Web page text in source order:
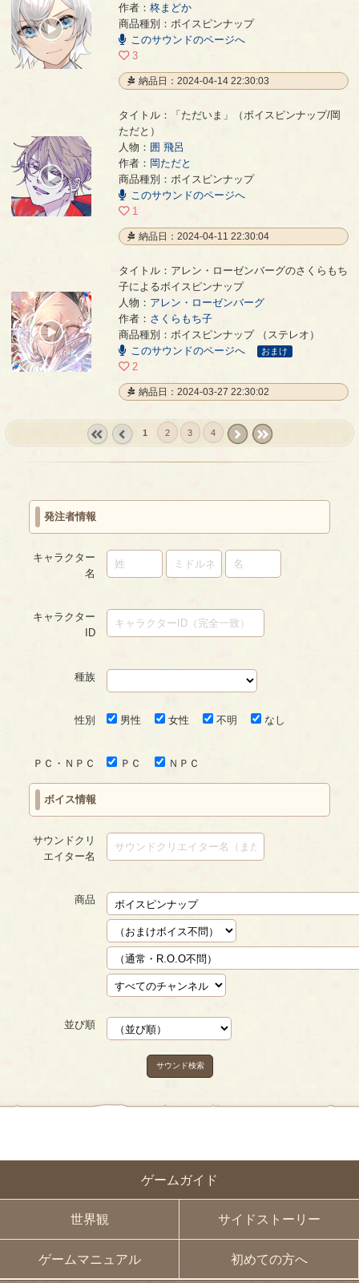
ゲームガイド
世界観 サイドストーリー
ゲームマニュアル 初めての方へ
あなただけのオーロラを差し上げます
作者： 柊まどか
商品種別：ボイスピンナップ
このサウンドのページへ
3
納品日：2024-04-14 22:30:03
「ただいま」（ボイスピンナップ/岡ただと）
00:00
00:05
タイトル：「ただいま」（ボイスピンナップ/岡
ただと）
人物： 囲 飛呂
作者： 岡ただと
商品種別：ボイスピンナップ
このサウンドのページへ
1
納品日：2024-04-11 22:30:04
アレン・ローゼンバーグのさくらもち子によるボイスピンナップ
00:00
00:33
タイトル：アレン・ローゼンバーグのさくらもち
子によるボイスピンナップ
人物： アレン・ローゼンバーグ
作者： さくらもち子
商品種別：ボイスピンナップ （ステレオ）
このサウンドのページへ
おまけ
2
納品日：2024-03-27 22:30:02
1 2 3 4
発注者情報
キャラクター
名
キャラクター
ID
種族
性別 男性 女性 不明 なし
ＰＣ・ＮＰＣ ＰＣ ＮＰＣ
ボイス情報
サウンドクリ
エイター名
商品
並び順
サウンド検索